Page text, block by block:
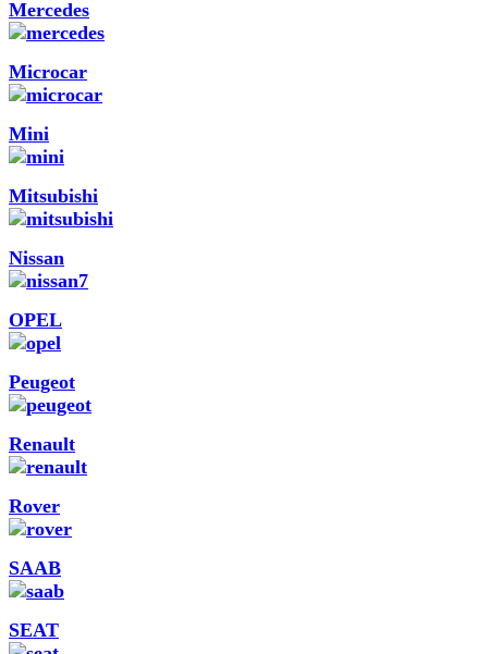
Mercedes
Microcar
Mini
Mitsubishi
Nissan
OPEL
Peugeot
Renault
Rover
SAAB
SEAT